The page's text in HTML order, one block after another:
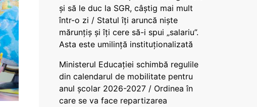
și să le duc la SGR, câștig mai mult
într-o zi / Statul îți aruncă niște
mărunțiș și îți cere să-i spui „salariu”.
Asta este umilință instituționalizată
Ministerul Educației schimbă regulile
din calendarul de mobilitate pentru
anul școlar 2026-2027 / Ordinea în
care se va face repartizarea